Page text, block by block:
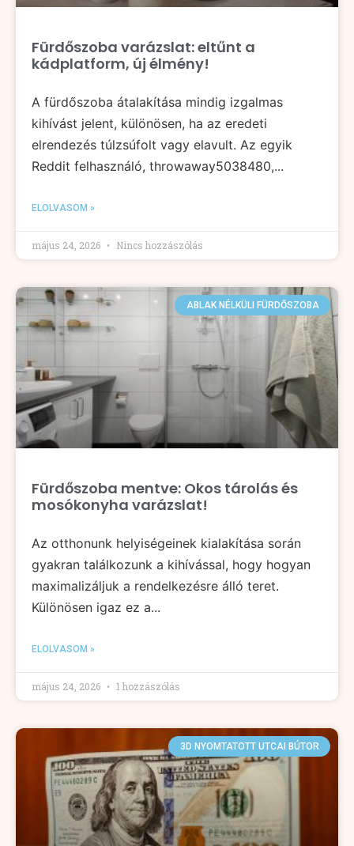
Fürdőszoba varázslat: eltűnt a
kádplatform, új élmény!
A fürdőszoba átalakítása mindig izgalmas
kihívást jelent, különösen, ha az eredeti
elrendezés túlzsúfolt vagy elavult. Az egyik
Reddit felhasználó, throwaway5038480,...
ELOLVASOM »
május 24, 2026 Nincs hozzászólás
ABLAK NÉLKÜLI FÜRDŐSZOBA
Fürdőszoba mentve: Okos tárolás és
mosókonyha varázslat!
Az otthonunk helyiségeinek kialakítása során
gyakran találkozunk a kihívással, hogy hogyan
maximalizáljuk a rendelkezésre álló teret.
Különösen igaz ez a...
ELOLVASOM »
május 24, 2026 1 hozzászólás
3D NYOMTATOTT UTCAI BÚTOR